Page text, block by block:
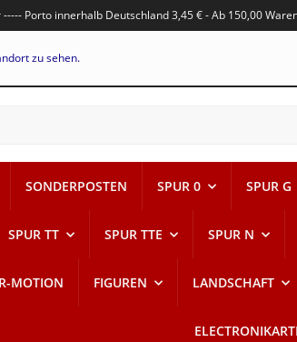
Porto innerhalb Deutschland 3,45 € - Ab 150,00
zu sehen.
SONDERPOSTEN SPUR 0 SPUR G
SPUR TT SPUR TTE SPUR N
MOTION FIGUREN LANDSCHAFT